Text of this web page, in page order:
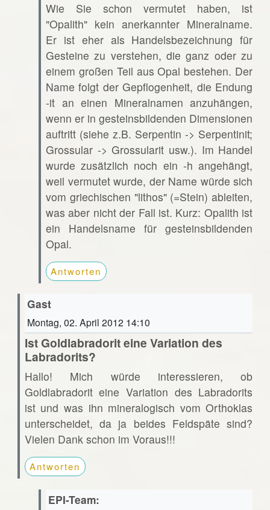
Wie Sie schon vermutet haben, ist
"Opalith" kein anerkannter Mineralname.
Er ist eher als Handelsbezeichnung für
Gesteine zu verstehen, die ganz oder zu
einem großen Teil aus Opal bestehen. Der
Name folgt der Gepflogenheit, die Endung
-it an einen Mineralnamen anzuhängen,
wenn er in gesteinsbildenden Dimensionen
auftritt (siehe z.B. Serpentin -> Serpentinit;
Grossular -> Grossularit usw.). Im Handel
wurde zusätzlich noch ein -h angehängt,
weil vermutet wurde, der Name würde sich
vom griechischen "lithos" (=Stein) ableiten,
was aber nicht der Fall ist. Kurz: Opalith ist
ein Handelsname für gesteinsbildenden
Opal.
Antworten
Gast
Montag, 02. April 2012 14:10
Ist Goldlabradorit eine Variation des
Labradorits?
Hallo! Mich würde interessieren, ob
Goldlabradorit eine Variation des Labradorits
ist und was ihn mineralogisch vom Orthoklas
unterscheidet, da ja beides Feldspäte sind?
Vielen Dank schon im Voraus!!!
Antworten
EPI-Team: